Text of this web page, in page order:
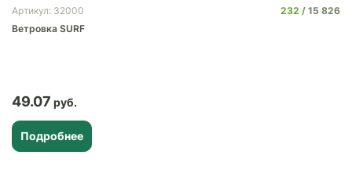
Артикул: 32000 232
15 826
Ветровка SURF
49.07
Подробнее